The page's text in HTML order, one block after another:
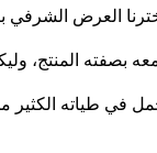
العرض الشرفي
المنتج،
الكثير من